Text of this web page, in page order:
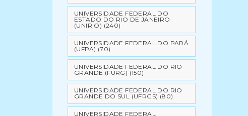
UNIVERSIDADE FEDERAL DO
ESTADO DO RIO DE JANEIRO
(UNIRIO) (240)
UNIVERSIDADE FEDERAL DO PARÁ
(UFPA) (70)
UNIVERSIDADE FEDERAL DO RIO
GRANDE (FURG) (150)
UNIVERSIDADE FEDERAL DO RIO
GRANDE DO SUL (UFRGS) (80)
UNIVERSIDADE FEDERAL